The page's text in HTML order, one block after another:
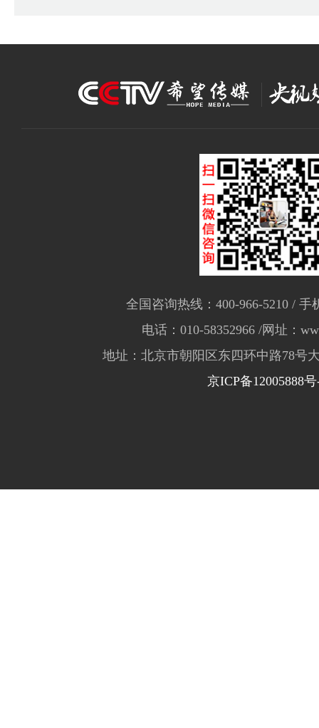
全国咨询热线：400-966-5210 / 手
电话：010-58352966 /网址：
地址：北京市朝阳区东四环中路78号
京ICP备12005888号